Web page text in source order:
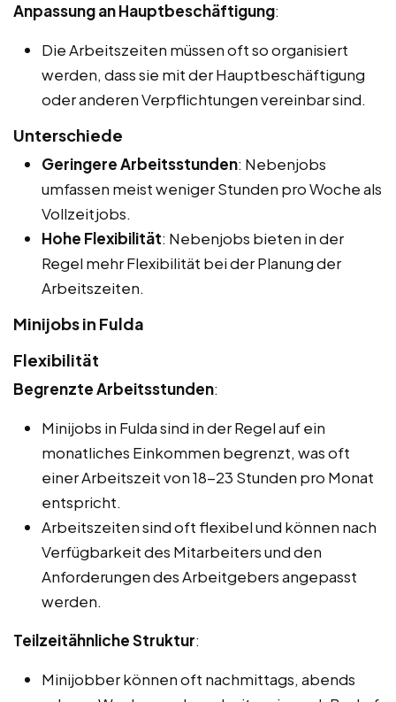
Anpassung an Hauptbeschäftigung:
Die Arbeitszeiten müssen oft so organisiert
werden, dass sie mit der Hauptbeschäftigung
oder anderen Verpflichtungen vereinbar sind.
Unterschiede
Geringere Arbeitsstunden: Nebenjobs
umfassen meist weniger Stunden pro Woche als
Vollzeitjobs.
Hohe Flexibilität: Nebenjobs bieten in der
Regel mehr Flexibilität bei der Planung der
Arbeitszeiten.
Minijobs in Fulda
Flexibilität
Begrenzte Arbeitsstunden:
Minijobs in Fulda sind in der Regel auf ein
monatliches Einkommen begrenzt, was oft
einer Arbeitszeit von 18-23 Stunden pro Monat
entspricht.
Arbeitszeiten sind oft flexibel und können nach
Verfügbarkeit des Mitarbeiters und den
Anforderungen des Arbeitgebers angepasst
werden.
Teilzeitähnliche Struktur:
Minijobber können oft nachmittags, abends